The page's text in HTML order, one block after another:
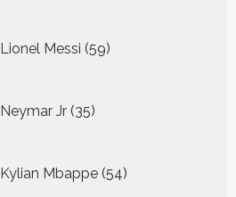
Lionel Messi 59
producten
Neymar Jr 35
producten
Kylian Mbappe 54
producten